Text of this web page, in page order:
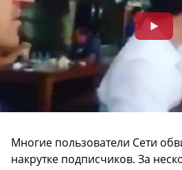
Многие пользователи Сети
накрутке подписчиков. За